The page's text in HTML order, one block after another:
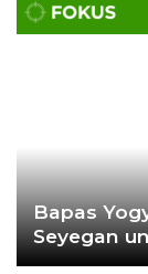
Bapas
Seyegan